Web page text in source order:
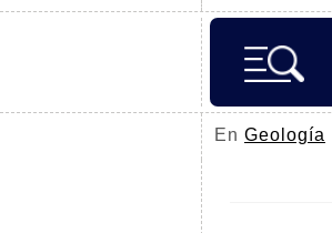
En Geología